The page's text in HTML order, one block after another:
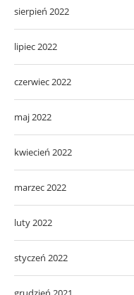
sierpień 2022
lipiec 2022
czerwiec 2022
maj 2022
kwiecień 2022
marzec 2022
luty 2022
styczeń 2022